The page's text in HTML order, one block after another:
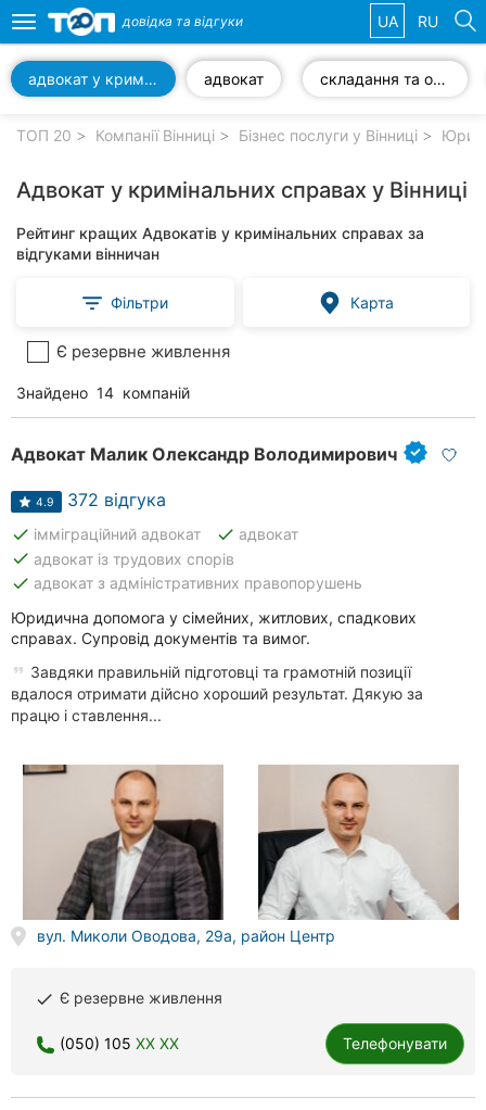
компанії
Популярні
рубрики:
Стоматології
Ветеринарні
Приватні
Автошколи
Ресторани
Всі
міста:
Житомир
Тернопіль
Хмельницький
Рівне
Одеса
Toggle
navigation
довідка та відгуки UA RU
адвокат складання та оформлення документів
адвокат у кримінальних справах
ТОП 20 Компанії Вінниці Бізнес послуги у Вінниці
Адвокат у кримінальних справах у Вінниці
Рейтинг кращих Адвокатів у кримінальних справах за
відгуками вінничан
Фільтри Карта
Є резервне живлення
Знайдено 14 компаній
Адвокат Малик Олександр Володимирович
4.9 372 відгука
done імміграційний адвокат done адвокат
done адвокат із трудових спорів
done адвокат з адміністративних правопорушень
Юридична допомога у сімейних, житлових, спадкових
справах. Супровід документів та вимог.
Завдяки правильній підготовці та грамотній позиції
вдалося отримати дійсно хороший результат. Дякую за
працю і ставлення...
вул. Миколи Оводова, 29а, район Центр
done Є резервне живлення
(050) 105 XX XX Телефонувати